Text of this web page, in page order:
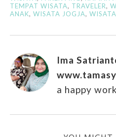
TEMPAT WISATA, TRAVELER,
ANAK, WISATA JOGJA,
Ima
a happy